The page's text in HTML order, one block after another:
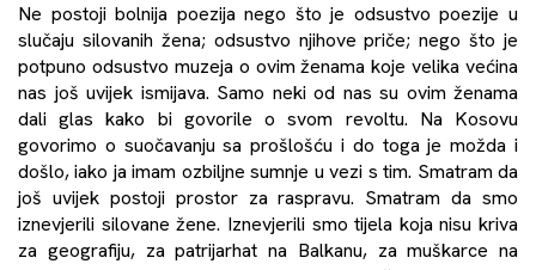
Ne postoji bolnija poezija nego što je odsustvo poezije u
slučaju silovanih žena; odsustvo njihove priče; nego što je
potpuno odsustvo muzeja o ovim ženama koje velika većina
nas još uvijek ismijava. Samo neki od nas su ovim ženama
dali glas kako bi govorile o svom revoltu. Na Kosovu
govorimo o suočavanju sa prošlošću i do toga je možda i
došlo, iako ja imam ozbiljne sumnje u vezi s tim. Smatram da
još uvijek postoji prostor za raspravu. Smatram da smo
iznevjerili silovane žene. Iznevjerili smo tijela koja nisu kriva
za geografiju, za patrijarhat na Balkanu, za muškarce na